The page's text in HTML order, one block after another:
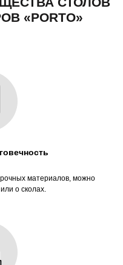
материалов, можно
о сколах.